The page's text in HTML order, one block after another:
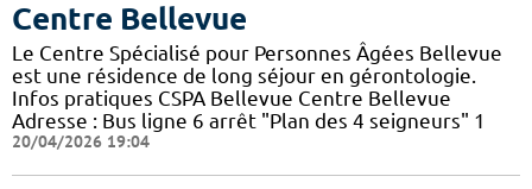
Centre Bellevue
Le Centre Spécialisé pour Personnes Âgées Bellevue
est une résidence de long séjour en gérontologie.
Infos pratiques CSPA Bellevue Centre Bellevue
Adresse : Bus ligne 6 arrêt "Plan des 4 seigneurs" 1
20/04/2026 19:04